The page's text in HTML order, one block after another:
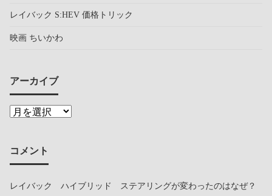
レイバック S:HEV 価格トリック
映画 ちいかわ
アーカイブ
コメント
レイバック ハイブリッド ステアリングが変わったのはなぜ？